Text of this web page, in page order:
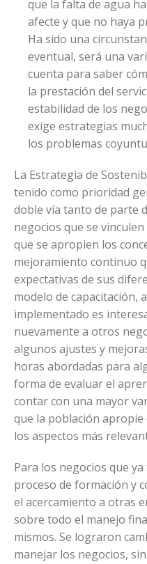
que la falta de agua
afecte y que no haya
Ha sido una
eventual, será una
cuenta para saber
la prestación del
estabilidad de los
exige estrategias
los problemas
La Estrategia de
tenido como prioridad
doble vía tanto de parte
negocios que se
que se apropien los
mejoramiento continuo
expectativas de sus
modelo de capacitación,
implementado es
nuevamente a otros
algunos ajustes y
horas abordadas para
forma de evaluar el
contar con una mayor
que la población
los aspectos más
Para los negocios que
proceso de formación y
el acercamiento a otras
sobre todo el manejo
mismos. Se lograron
manejar los negocios,